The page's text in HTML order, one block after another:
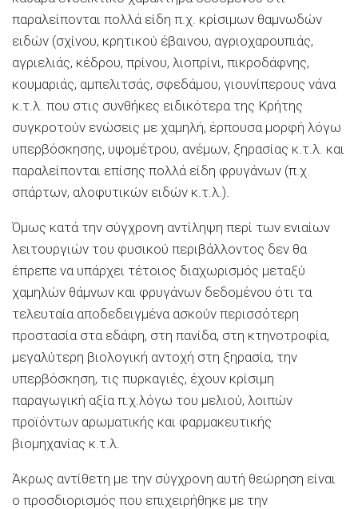
παραλείπονται πολλά είδη π.χ. κρίσιμων θαμνωδών
ειδών (σχίνου, κρητικού έβαινου, αγριοχαρουπιάς,
αγριελιάς, κέδρου, πρίνου, λιοπρίνι, πικροδάφνης,
κουμαριάς, αμπελιτσάς, σφεδάμου, γιουνίπερους νάνα
κ.τ.λ. που στις συνθήκες ειδικότερα της Κρήτης
συγκροτούν ενώσεις με χαμηλή, έρπουσα μορφή λόγω
υπερβόσκησης, υψομέτρου, ανέμων, ξηρασίας κ.τ.λ. και
παραλείπονται επίσης πολλά είδη φρυγάνων (π.χ.
σπάρτων, αλοφυτικών ειδών κ.τ.λ.).
Όμως κατά την σύγχρονη αντίληψη περί των ενιαίων
λειτουργιών του φυσικού περιβάλλοντος δεν θα
έπρεπε να υπάρχει τέτοιος διαχωρισμός μεταξύ
χαμηλών θάμνων και φρυγάνων δεδομένου ότι τα
τελευταία αποδεδειγμένα ασκούν περισσότερη
προστασία στα εδάφη, στη πανίδα, στη κτηνοτροφία,
μεγαλύτερη βιολογική αντοχή στη ξηρασία, την
υπερβόσκηση, τις πυρκαγιές, έχουν κρίσιμη
παραγωγική αξία π.χ.λόγω του μελιού, λοιπών
προϊόντων αρωματικής και φαρμακευτικής
βιομηχανίας κ.τ.λ.
Άκρως αντίθετη με την σύγχρονη αυτή θεώρηση είναι
ο προσδιορισμός που επιχειρήθηκε με την